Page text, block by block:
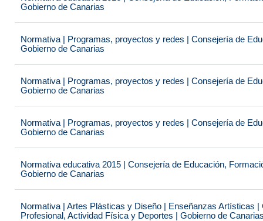
Gobierno de Canarias
Normativa | Programas, proyectos y redes | Consejería de
Gobierno de Canarias
Normativa | Programas, proyectos y redes | Consejería de
Gobierno de Canarias
Normativa | Programas, proyectos y redes | Consejería de
Gobierno de Canarias
Normativa educativa 2015 | Consejería de Educación,
Gobierno de Canarias
Normativa | Artes Plásticas y Diseño | Enseñanzas Artísticas
Profesional, Actividad Física y Deportes | Gobierno de